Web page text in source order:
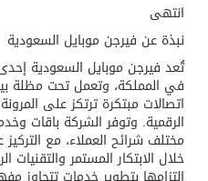
انتهى
نبذة عن فيرجن موبايل السعودية
تُعد فيرجن موبايل السعودية إحدى
في المملكة، وتعمل تحت مظلة
اتصالات مبتكرة ترتكز على
الرقمية. وتوفر الشركة باقات
مختلف شرائح العملاء، مع
خلال الابتكار المستمر والتقنيات